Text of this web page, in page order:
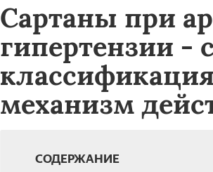
Сартаны при
гипертензии -
механизм
СОДЕРЖАНИЕ